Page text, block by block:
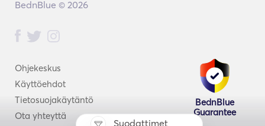
Suodattimet
Ohjekeskus
Käyttöehdot
Tietosuojakäytäntö
Ota yhteyttä
BednBlue
Guarantee
BednBlue © 2026